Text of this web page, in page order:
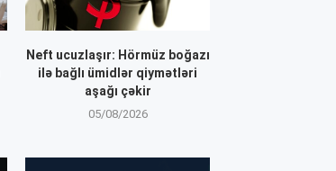
Neft ucuzlaşır: Hörmüz boğazı
ilə bağlı ümidlər qiymətləri
aşağı çəkir
05/08/2026